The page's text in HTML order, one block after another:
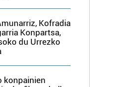
Kofradia
Konpartsa,
du Urrezko
konpainien